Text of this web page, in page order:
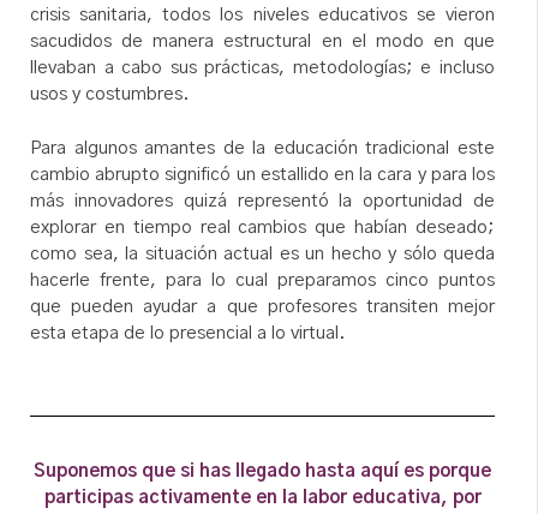
crisis sanitaria, todos los niveles educativos se vieron
sacudidos de manera estructural en el modo en que
llevaban a cabo sus prácticas, metodologías; e incluso
usos y costumbres.
Para algunos amantes de la educación tradicional este
cambio abrupto significó un estallido en la cara y para los
más innovadores quizá representó la oportunidad de
explorar en tiempo real cambios que habían deseado;
como sea, la situación actual es un hecho y sólo queda
hacerle frente, para lo cual preparamos cinco puntos
que pueden ayudar a que profesores transiten mejor
esta etapa de lo presencial a lo virtual.
Suponemos que si has llegado hasta aquí es porque
participas activamente en la labor educativa, por